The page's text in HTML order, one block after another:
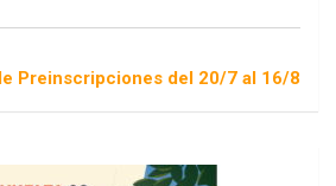
del 20/7 al 16/8 / Sorteo 1 de